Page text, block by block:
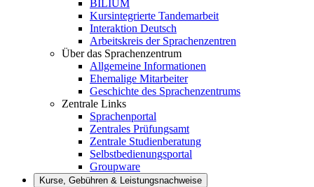
BILIUM
Kursintegrierte Tandemarbeit
Interaktion Deutsch
Arbeitskreis der Sprachenzentren
Über das Sprachenzentrum
Allgemeine Informationen
Ehemalige Mitarbeiter
Geschichte des Sprachenzentrums
Zentrale Links
Sprachenportal
Zentrales Prüfungsamt
Zentrale Studienberatung
Selbstbedienungsportal
Groupware
Kurse, Gebühren & Leistungsnachweise